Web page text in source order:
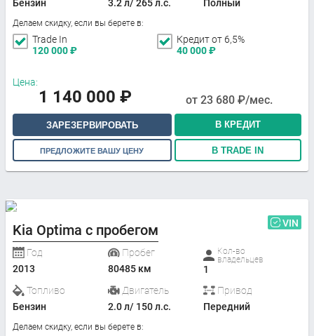
Бензин 3.2 л/ 265 л.с. Полный
Делаем скидку, если вы берете в:
Trade In
120 000₽
Кредит от 6,5%
40 000₽
Цена:
1 140 000 ₽ от 23 680 ₽/мес.
ЗАРЕЗЕРВИРОВАТЬ В КРЕДИТ
ПРЕДЛОЖИТЕ ВАШУ ЦЕНУ В TRADE IN
Kia Optima с пробегом VIN
Год
2013
Пробег
80485 км
Кол-во
владельцев
1
Топливо
Бензин
Двигатель
2.0 л/ 150 л.с.
Привод
Передний
Делаем скидку, если вы берете в: